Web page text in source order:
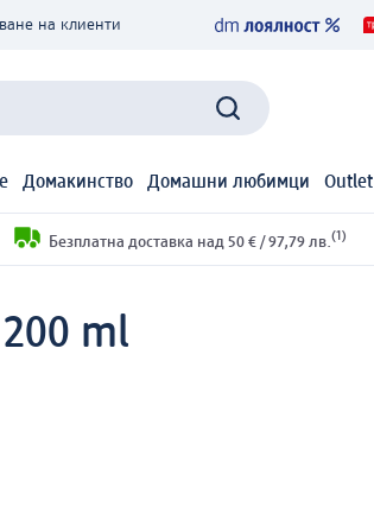
на клиенти
Домакинство Домашни любимци Outlet
Безплатна доставка над 50 € / 97,79 лв. (1)
ml